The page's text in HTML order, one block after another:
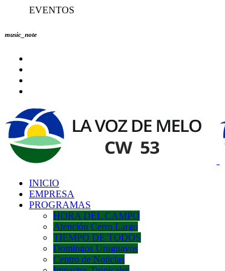
EVENTOS
music_note
INICIO
EMPRESA
PROGRAMAS
HORA DEL CAMPO
Atención Cerro Largo
TIEMPO DE TODOS
Domingos Uruguayos
Centro de Noticias